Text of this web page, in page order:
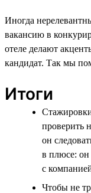
Иногда
вакансию в
отеле делают
кандидат. Так мы
Итоги
проверить
он
в плюсе: он
с
Чтобы не